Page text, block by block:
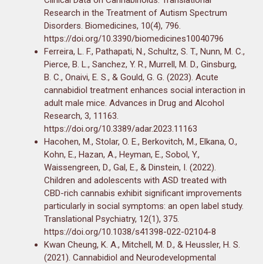
Research in the Treatment of Autism Spectrum
Disorders. Biomedicines, 10(4), 796.
https://doi.org/10.3390/biomedicines10040796
Ferreira, L. F., Pathapati, N., Schultz, S. T., Nunn, M. C.,
Pierce, B. L., Sanchez, Y. R., Murrell, M. D., Ginsburg,
B. C., Onaivi, E. S., & Gould, G. G. (2023). Acute
cannabidiol treatment enhances social interaction in
adult male mice. Advances in Drug and Alcohol
Research, 3, 11163.
https://doi.org/10.3389/adar.2023.11163
Hacohen, M., Stolar, O. E., Berkovitch, M., Elkana, O.,
Kohn, E., Hazan, A., Heyman, E., Sobol, Y.,
Waissengreen, D., Gal, E., & Dinstein, I. (2022).
Children and adolescents with ASD treated with
CBD-rich cannabis exhibit significant improvements
particularly in social symptoms: an open label study.
Translational Psychiatry, 12(1), 375.
https://doi.org/10.1038/s41398-022-02104-8
Kwan Cheung, K. A., Mitchell, M. D., & Heussler, H. S.
(2021). Cannabidiol and Neurodevelopmental